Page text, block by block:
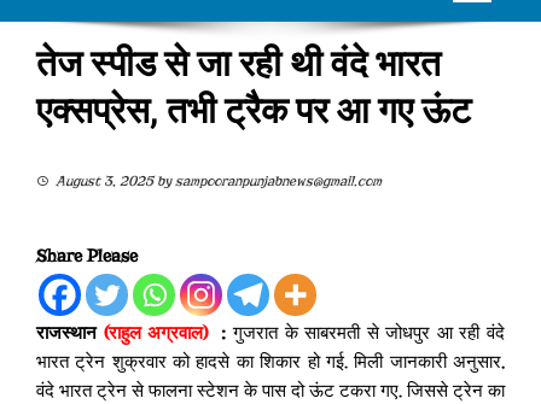
तेज स्पीड से जा रही थी वंदे भारत
एक्सप्रेस, तभी ट्रैक पर आ गए ऊंट
August 3, 2025bysampooranpunjabnews@gmail.com
Share Please
राजस्थान (राहुल अग्रवाल): गुजरात के साबरमती से जोधपुर आ रही वंदे
भारत ट्रेन शुक्रवार को हादसे का शिकार हो गई. मिली जानकारी अनुसार,
वंदे भारत ट्रेन से फालना स्टेशन के पास दो ऊंट टकरा गए. जिससे ट्रेन का